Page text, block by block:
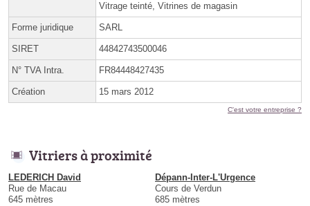
Vitrage teinté, Vitrines de magasin
Forme juridique SARL
SIRET 44842743500046
N° TVA Intra. FR84448427435
Création 15 mars 2012
C'est votre entreprise ?
Vitriers à proximité
LEDERICH David
Rue de Macau
645 mètres
Dépann-Inter-L'Urgence
Cours de Verdun
685 mètres